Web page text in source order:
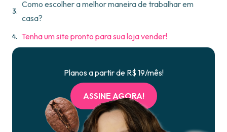
Como escolher a melhor maneira de trabalhar em
casa?
Tenha um site pronto para sua loja vender!
Planos a partir de R$ 19/mês!
ASSINE AGORA!